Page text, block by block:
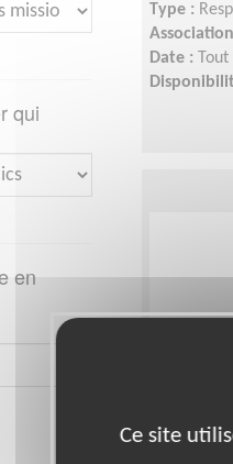
qui
en
Type :
Date :
Ce site